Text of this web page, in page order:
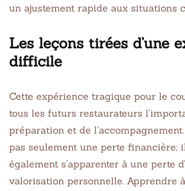
un ajustement rapide aux situations
Les leçons tirées d’une
difficile
Cette expérience tragique pour le
tous les futurs restaurateurs
préparation et de l’accompagnement.
pas seulement une perte financière;
également s’apparenter à une perte
valorisation personnelle. Apprendre